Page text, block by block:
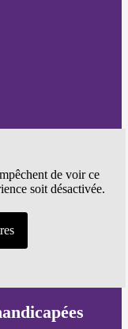
de voir ce
soit désactivée.